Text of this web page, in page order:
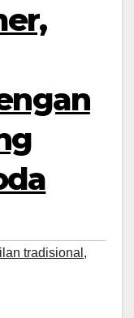
tradisional ,